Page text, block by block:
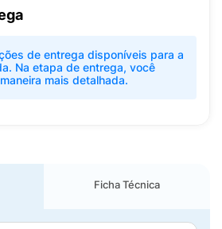
de entrega disponíveis para a
Na etapa de entrega, você
mais detalhada.
Ficha Técnica